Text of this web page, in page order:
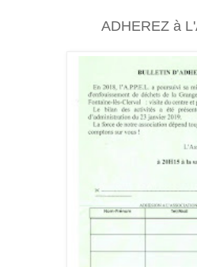
ADHEREZ à